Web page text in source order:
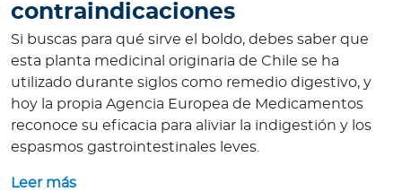
t
a
d
o
r
e
s
d
contraindicaciones
Si buscas para qué sirve el boldo, debes saber que
esta planta medicinal originaria de Chile se ha
utilizado durante siglos como remedio digestivo, y
hoy la propia Agencia Europea de Medicamentos
reconoce su eficacia para aliviar la indigestión y los
espasmos gastrointestinales leves.
Leer más